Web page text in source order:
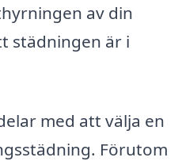
av din
städningen är i
med att välja en
Förutom